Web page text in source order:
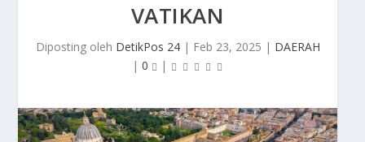
VATIKAN
Diposting oleh DetikPos 24| Feb 23, 2025 | DAERAH
| 0 |